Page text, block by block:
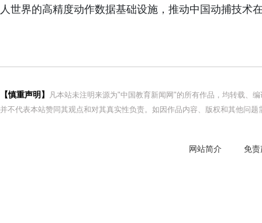
人世界的高精度动作数据基础设施，推动中国动捕技术
【慎重声明】
凡本站未注明来源为"中国教育新闻网"的所有作品，均转载、
并不代表本站赞同其观点和对其真实性负责。如因作品内容、版权和其他问
网站简介 免责